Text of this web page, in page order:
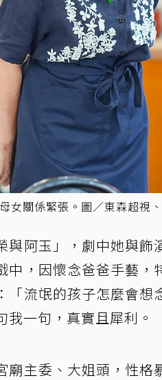
女關係緊張。圖／東森超視
與阿玉」，劇中她與飾
中，因懷念爸爸手藝
「流氓的孩子怎麼會
我一句，真實且犀利。
廟主委、大姐頭，性格